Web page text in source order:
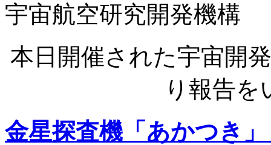
宇宙航空研究開発機構
本日開催された宇宙開
り報告を
金星探査機「あかつき